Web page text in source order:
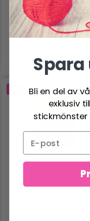
56.95 SEK
Se produkt
Spara
Bli en del av
exklusiv